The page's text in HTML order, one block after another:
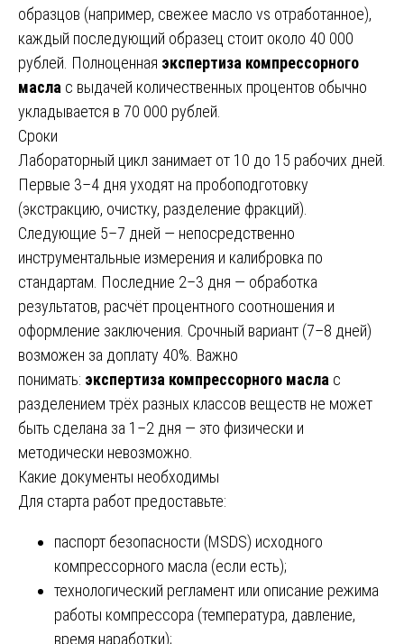
образцов (например, свежее масло vs отработанное),
каждый последующий образец стоит около 40 000
рублей. Полноценная экспертиза компрессорного
масла с выдачей количественных процентов обычно
укладывается в 70 000 рублей.
Сроки
Лабораторный цикл занимает от 10 до 15 рабочих дней.
Первые 3–4 дня уходят на пробоподготовку
(экстракцию, очистку, разделение фракций).
Следующие 5–7 дней — непосредственно
инструментальные измерения и калибровка по
стандартам. Последние 2–3 дня — обработка
результатов, расчёт процентного соотношения и
оформление заключения. Срочный вариант (7–8 дней)
возможен за доплату 40%. Важно
понимать: экспертиза компрессорного масла с
разделением трёх разных классов веществ не может
быть сделана за 1–2 дня — это физически и
методически невозможно.
Какие документы необходимы
Для старта работ предоставьте:
паспорт безопасности (MSDS) исходного
компрессорного масла (если есть);
технологический регламент или описание режима
работы компрессора (температура, давление,
время наработки);